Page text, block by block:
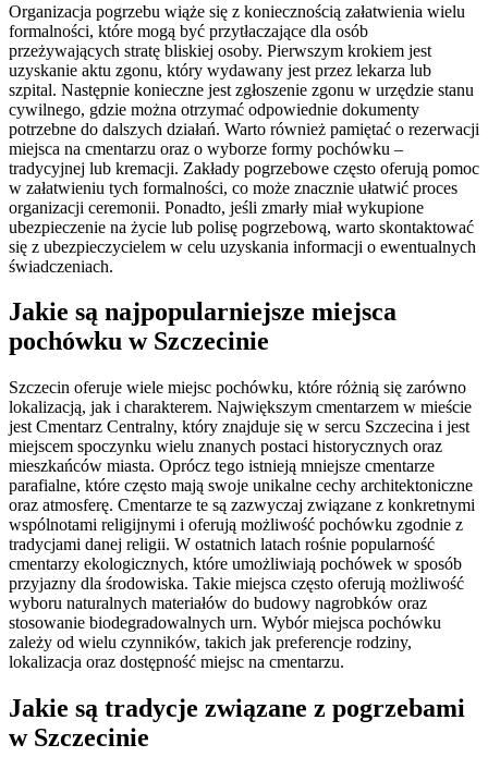
Organizacja pogrzebu wiąże się z koniecznością załatwienia wielu
formalności, które mogą być przytłaczające dla osób
przeżywających stratę bliskiej osoby. Pierwszym krokiem jest
uzyskanie aktu zgonu, który wydawany jest przez lekarza lub
szpital. Następnie konieczne jest zgłoszenie zgonu w urzędzie stanu
cywilnego, gdzie można otrzymać odpowiednie dokumenty
potrzebne do dalszych działań. Warto również pamiętać o rezerwacji
miejsca na cmentarzu oraz o wyborze formy pochówku –
tradycyjnej lub kremacji. Zakłady pogrzebowe często oferują pomoc
w załatwieniu tych formalności, co może znacznie ułatwić proces
organizacji ceremonii. Ponadto, jeśli zmarły miał wykupione
ubezpieczenie na życie lub polisę pogrzebową, warto skontaktować
się z ubezpieczycielem w celu uzyskania informacji o ewentualnych
świadczeniach.
Jakie są najpopularniejsze miejsca
pochówku w Szczecinie
Szczecin oferuje wiele miejsc pochówku, które różnią się zarówno
lokalizacją, jak i charakterem. Największym cmentarzem w mieście
jest Cmentarz Centralny, który znajduje się w sercu Szczecina i jest
miejscem spoczynku wielu znanych postaci historycznych oraz
mieszkańców miasta. Oprócz tego istnieją mniejsze cmentarze
parafialne, które często mają swoje unikalne cechy architektoniczne
oraz atmosferę. Cmentarze te są zazwyczaj związane z konkretnymi
wspólnotami religijnymi i oferują możliwość pochówku zgodnie z
tradycjami danej religii. W ostatnich latach rośnie popularność
cmentarzy ekologicznych, które umożliwiają pochówek w sposób
przyjazny dla środowiska. Takie miejsca często oferują możliwość
wyboru naturalnych materiałów do budowy nagrobków oraz
stosowanie biodegradowalnych urn. Wybór miejsca pochówku
zależy od wielu czynników, takich jak preferencje rodziny,
lokalizacja oraz dostępność miejsc na cmentarzu.
Jakie są tradycje związane z pogrzebami
w Szczecinie